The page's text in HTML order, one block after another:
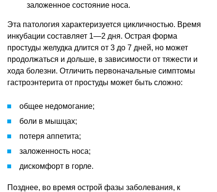
заложенное состояние носа.
Эта патология характеризуется цикличностью. Время
инкубации составляет 1—2 дня. Острая форма
простуды желудка длится от 3 до 7 дней, но может
продолжаться и дольше, в зависимости от тяжести и
хода болезни. Отличить первоначальные симптомы
гастроэнтерита от простуды может быть сложно:
общее недомогание;
боли в мышцах;
потеря аппетита;
заложенность носа;
дискомфорт в горле.
Позднее, во время острой фазы заболевания, к